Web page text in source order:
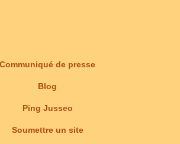
Communiqué de presse
Blog
Ping Jusseo
Soumettre un site